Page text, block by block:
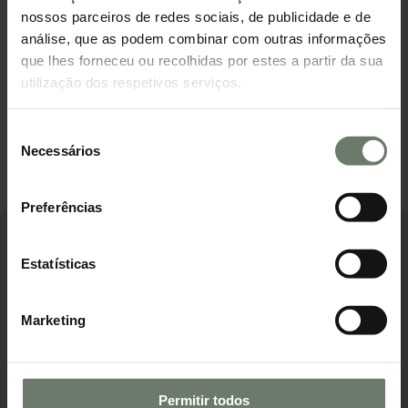
nossos parceiros de redes sociais, de publicidade e de
análise, que as podem combinar com outras informações
que lhes forneceu ou recolhidas por estes a partir da sua
utilização dos respetivos serviços.
Necessários
Preferências
Estatísticas
Marketing
Permitir todos
compra/venda.
Simular agora
Outros artigos sobre o Credito